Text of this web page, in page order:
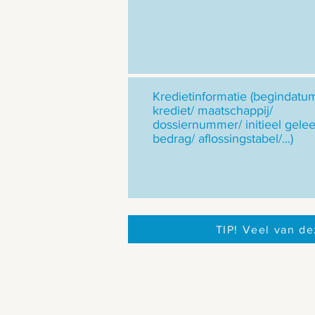
Kredietinformatie
krediet/ maatschappij/
dossiernummer/ initieel
bedrag/ aflossingstabel/...)
TIP! Veel van